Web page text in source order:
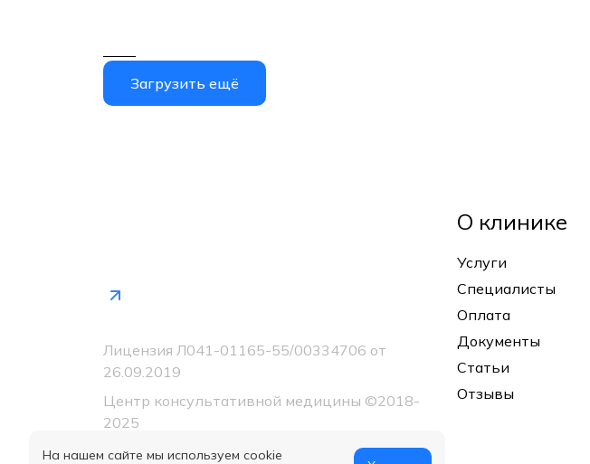
Загрузить ещё
Лицензия Л041-01165-55/00334706 от
26.09.2019
Центр консультативной медицины ©2018-
2025
О клинике
Услуги
Специалисты
Оплата
Документы
Статьи
Отзывы
На нашем сайте мы используем cookie